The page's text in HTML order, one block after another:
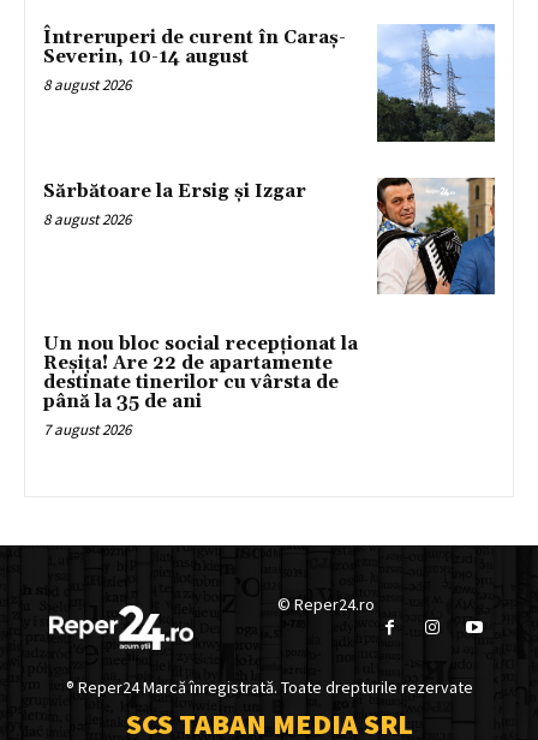
Întreruperi de curent în Caraș-
Severin, 10-14 august
8 august 2026
Sărbătoare la Ersig și Izgar
8 august 2026
Un nou bloc social recepționat la
Reșița! Are 22 de apartamente
destinate tinerilor cu vârsta de
până la 35 de ani
7 august 2026
© Reper24.ro
® Reper24 Marcă înregistrată. Toate drepturile rezervate
SCS TABAN MEDIA SRL